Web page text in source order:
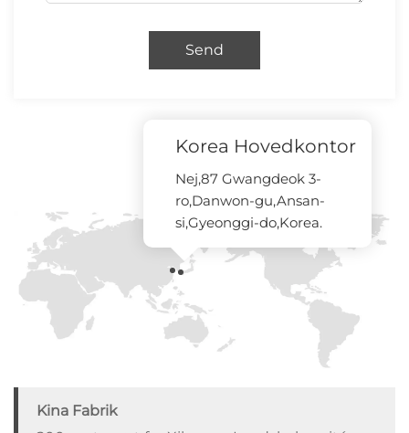
Send
Kontakt os
Korea Hovedkontor
Nej,87 Gwangdeok 3-
ro,Danwon-gu,Ansan-
si,Gyeonggi-do,Korea.
Kina Fabrik